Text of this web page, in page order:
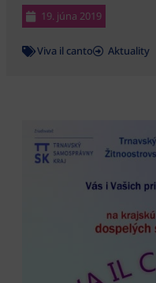
19. júna 2019
Viva il canto Aktuality